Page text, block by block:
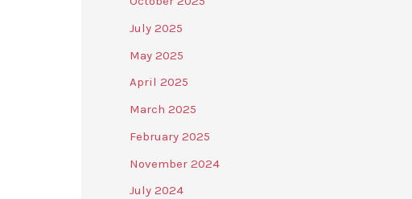
July 2025
May 2025
April 2025
March 2025
February 2025
November 2024
July 2024